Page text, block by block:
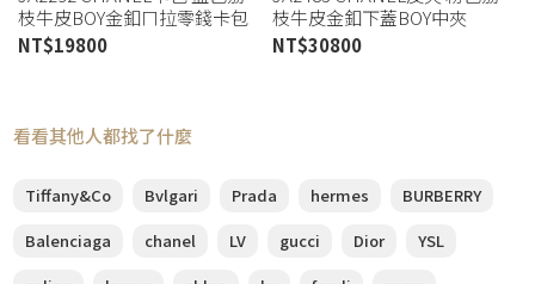
枝牛皮BOY金釦ㄇ拉零錢卡包
(桃園店)
NT$19800
枝牛皮金釦下蓋BOY中夾
AP0813 (桃園店)
NT$30800
看看其他人都找了什麼
Tiffany&Co Bvlgari Prada hermes
BURBERRY
Balenciaga
chanel LV gucci Dior
YSL